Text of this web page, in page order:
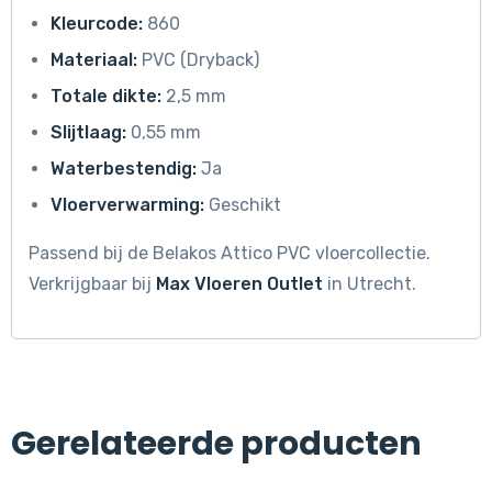
Kleurcode: 860
Materiaal: PVC (Dryback)
Totale dikte: 2,5 mm
Slijtlaag: 0,55 mm
Waterbestendig: Ja
Vloerverwarming: Geschikt
Passend bij de Belakos Attico PVC vloercollectie.
Verkrijgbaar bij Max Vloeren Outlet in Utrecht.
Gerelateerde producten